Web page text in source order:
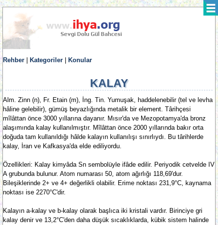
Rehber Kategoriler Konular
KALAY
Alm. Zinn (n), Fr. Etain (m), İng. Tin. Yumuşak, haddelenebilir (tel ve levha
hâline gelebilir), gümüş beyazlığında metalik bir element. Târihçesi
mîlâttan önce 3000 yıllarına dayanır. Mısır'da ve Mezopotamya'da bronz
alaşımında kalay kullanılmıştır. Mîlâttan önce 2000 yıllarında bakır orta
doğuda tam kullanıldığı hâlde kalayın kullanılışı sınırlıydı. Bu târihlerde
kalay, İran ve Kafkasya'da elde ediliyordu.
Özellikleri: Kalay kimyâda Sn sembolüyle ifâde edilir. Periyodik cetvelde IV
A grubunda bulunur. Atom numarası 50, atom ağırlığı 118,69'dur.
Bileşiklerinde 2+ ve 4+ değerlikli olabilir. Erime noktası 231,9°C, kaynama
noktası ise 2270°C'dir.
Kalayın a-kalay ve b-kalay olarak başlıca iki kristali vardır. Birinciye gri
kalay denir ve 13,2°C'den daha düşük sıcaklıklarda, kübik sistem halinde